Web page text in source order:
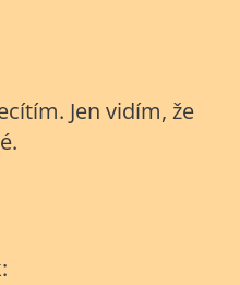
Jen vidím, že